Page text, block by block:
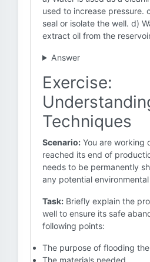
used to increase pressure.
seal or isolate the well. d)
extract oil from the
Answer
Exercise:
Techniques
Scenario: You are working
reached its end of
needs to be permanently
any potential
Task: Briefly explain the
well to ensure its safe
following points:
The purpose of flooding
The materials needed.